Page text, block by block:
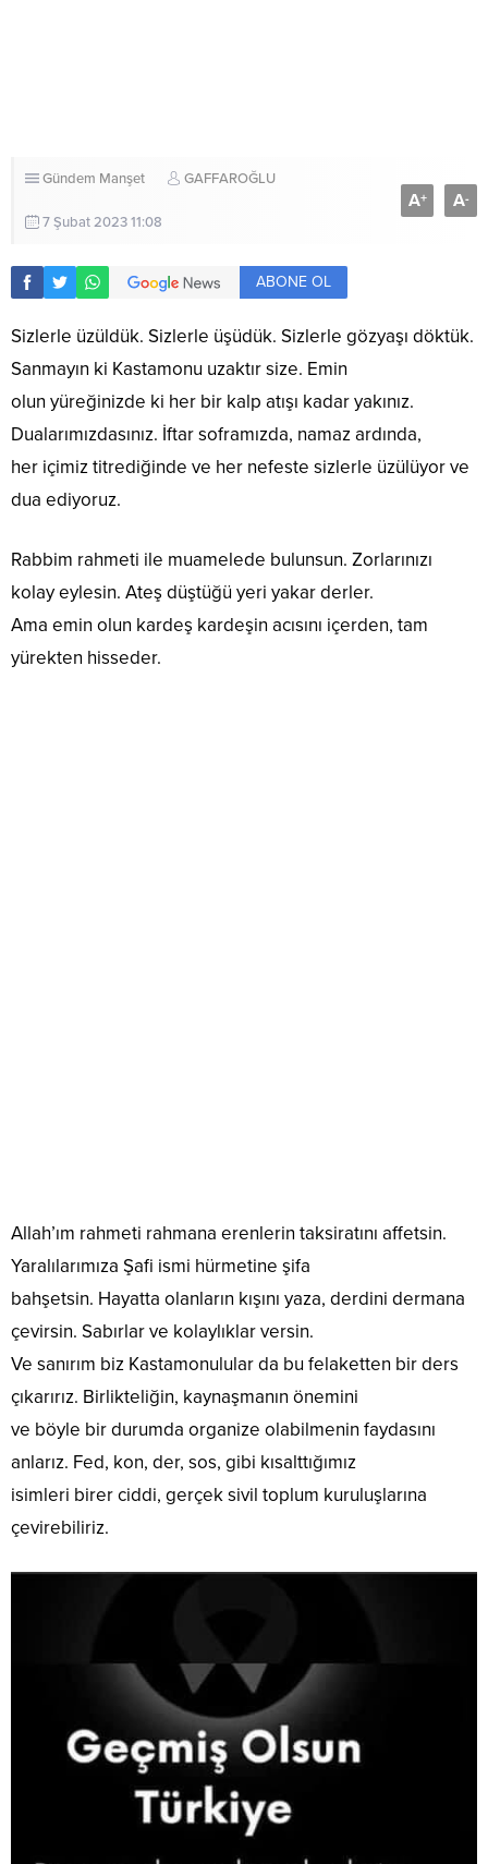
Gündem Manşet GAFFAROĞLU
7 Şubat 2023 11:08
A+ A-
ABONE OL
Sizlerle üzüldük. Sizlerle üşüdük. Sizlerle gözyaşı döktük.
Sanmayın ki Kastamonu uzaktır size. Emin
olun yüreğinizde ki her bir kalp atışı kadar yakınız.
Dualarımızdasınız. İftar soframızda, namaz ardında,
her içimiz titrediğinde ve her nefeste sizlerle üzülüyor ve
dua ediyoruz.
Rabbim rahmeti ile muamelede bulunsun. Zorlarınızı
kolay eylesin. Ateş düştüğü yeri yakar derler.
Ama emin olun kardeş kardeşin acısını içerden, tam
yürekten hisseder.
Allah’ım rahmeti rahmana erenlerin taksiratını affetsin.
Yaralılarımıza Şafi ismi hürmetine şifa
bahşetsin. Hayatta olanların kışını yaza, derdini dermana
çevirsin. Sabırlar ve kolaylıklar versin.
Ve sanırım biz Kastamonulular da bu felaketten bir ders
çıkarırız. Birlikteliğin, kaynaşmanın önemini
ve böyle bir durumda organize olabilmenin faydasını
anlarız. Fed, kon, der, sos, gibi kısalttığımız
isimleri birer ciddi, gerçek sivil toplum kuruluşlarına
çevirebiliriz.